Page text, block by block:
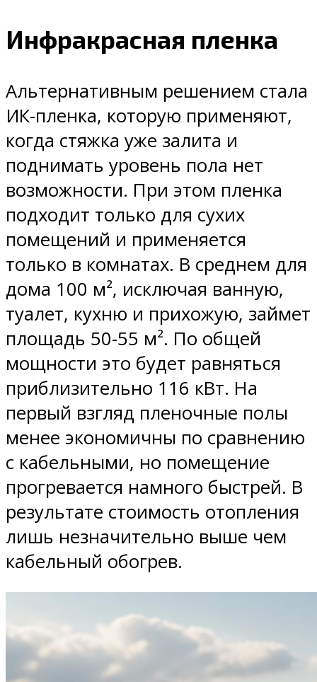
Инфракрасная пленка
Альтернативным решением стала
ИК-пленка, которую применяют,
когда стяжка уже залита и
поднимать уровень пола нет
возможности. При этом пленка
подходит только для сухих
помещений и применяется
только в комнатах. В среднем для
дома 100 м², исключая ванную,
туалет, кухню и прихожую, займет
площадь 50-55 м². По общей
мощности это будет равняться
приблизительно 116 кВт. На
первый взгляд пленочные полы
менее экономичны по сравнению
с кабельными, но помещение
прогревается намного быстрей. В
результате стоимость отопления
лишь незначительно выше чем
кабельный обогрев.